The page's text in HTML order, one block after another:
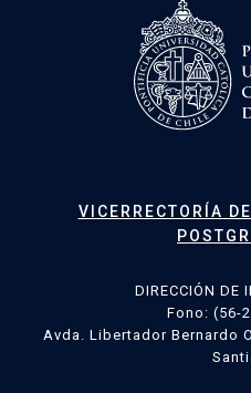
VICERRECTORÍA
DIRECCIÓN DE
Fono: (56-
Avda. Libertador Bernardo